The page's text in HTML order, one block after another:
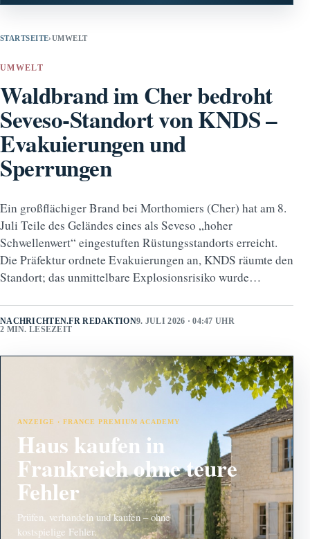
STARTSEITE›UMWELT
UMWELT
Waldbrand im Cher bedroht
Seveso-Standort von KNDS –
Evakuierungen und
Sperrungen
Ein großflächiger Brand bei Morthomiers (Cher) hat am 8.
Juli Teile des Geländes eines als Seveso „hoher
Schwellenwert“ eingestuften Rüstungsstandorts erreicht.
Die Präfektur ordnete Evakuierungen an, KNDS räumte den
Standort; das unmittelbare Explosionsrisiko wurde…
NACHRICHTEN.FR REDAKTION9. JULI 2026 · 04:47 UHR
2 MIN. LESEZEIT
ANZEIGE · FRANCE PREMIUM ACADEMY
Haus kaufen in
Frankreich ohne teure
Fehler
Prüfen, verhandeln und kaufen – ohne
kostspielige Fehler.